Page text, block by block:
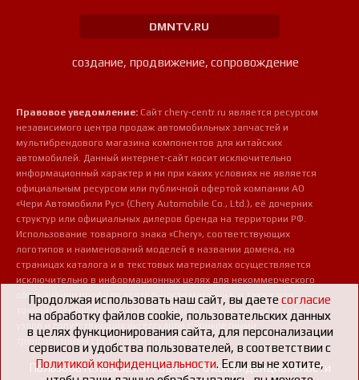
DMNTV.RU
создание, продвижение, сопровождение
Правовое уведомление: Сайт chery-centr.ru является ресурсом
независимого центра продаж автомобильных запчастей и
мультибрендового магазина компонентов для китайских
автомобилей. Данный интернет-сайт носит исключительно
информационный характер и ни при каких условиях не является
официальным ресурсом или публичной офертой компании АО
«Чери Автомобили Рус» (Chery Automobile Co., Ltd.), её дочерних
структур или официальных дилеров бренда на территории РФ.
Использование товарного знака «Chery», соответствующих
логотипов и наименований моделей в названии домена, на
страницах каталога и в текстовых материалах осуществляется
исключительно в информационных целях для некоммерческого
обозначения профиля деятельности магазина, а также для
точной идентификации совместимости предлагаемых деталей,
узлов и сопутствующих аксессуаров с конкретными
транспортными средствами потребителей.
Пользовательское соглашение о конфиденциальности
Продолжая использовать наш сайт, вы даетесогласие
на обработку файлов cookie, пользовательских данных
в целях функционирования сайта, для персонализации
сервисов и удобства пользователей, в соответствии с
Политикой конфиденциальности. Если вы не хотите,